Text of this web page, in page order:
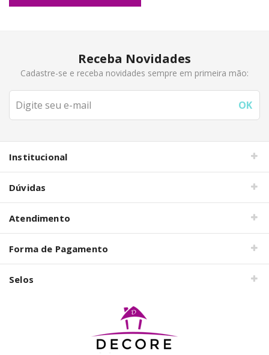
Receba Novidades
Cadastre-se e receba novidades sempre em primeira mão:
Institucional
Dúvidas
Atendimento
Forma de Pagamento
Selos